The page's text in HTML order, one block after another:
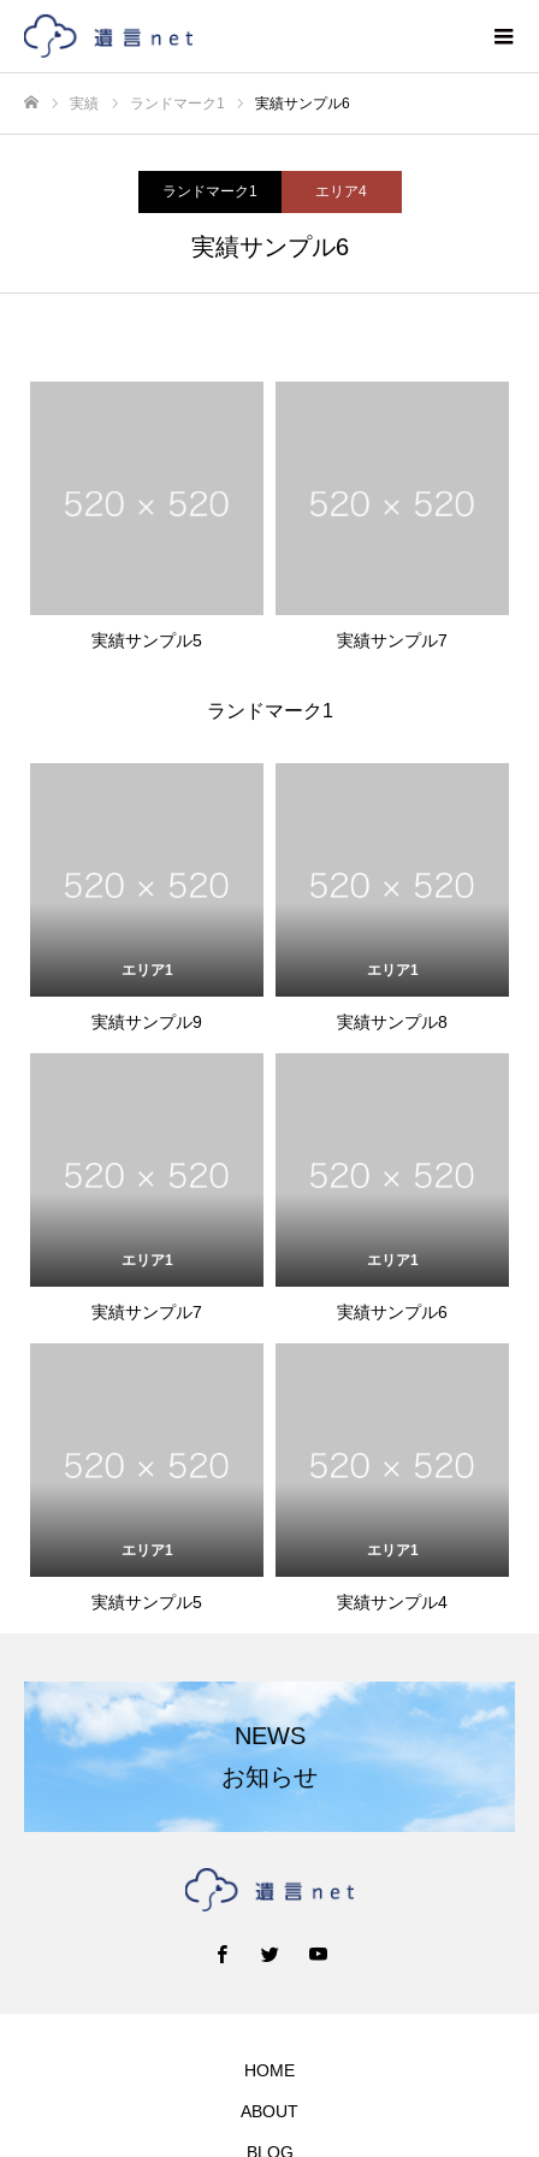
実績 ランドマーク1 実績サンプル6
ランドマーク1 エリア4
実績サンプル6
実績サンプル5 実績サンプル7
ランドマーク1
エリア1
実績サンプル9
エリア1
実績サンプル8
エリア1
実績サンプル7
エリア1
実績サンプル6
エリア1
実績サンプル5
エリア1
実績サンプル4
NEWS
お知らせ
HOME
ABOUT
BLOG